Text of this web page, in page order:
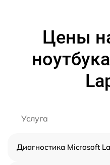
Цены
Услуга
Диагностика Microsoft